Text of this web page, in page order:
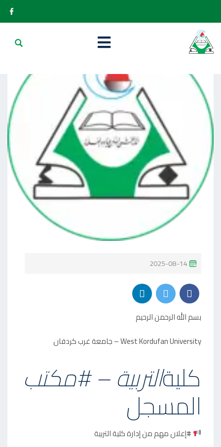
P
S
T
E
O
2025-08-14
بسم الله الرحمن الرحيم
West Kordufan University – جامعة غرب كردفان
كليةالتربية – #مكتب
المسجل
#إعلان مهم من إدارة كلية التربية